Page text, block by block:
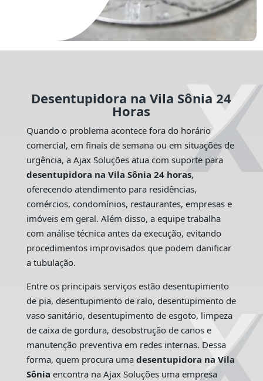
Desentupidora na Vila Sônia 24
Horas
Quando o problema acontece fora do horário
comercial, em finais de semana ou em situações de
urgência, a Ajax Soluções atua com suporte para
desentupidora na Vila Sônia 24 horas,
oferecendo atendimento para residências,
comércios, condomínios, restaurantes, empresas e
imóveis em geral. Além disso, a equipe trabalha
com análise técnica antes da execução, evitando
procedimentos improvisados que podem danificar
a tubulação.
Entre os principais serviços estão desentupimento
de pia, desentupimento de ralo, desentupimento de
vaso sanitário, desentupimento de esgoto, limpeza
de caixa de gordura, desobstrução de canos e
manutenção preventiva em redes internas. Dessa
forma, quem procura uma desentupidora na Vila
Sônia encontra na Ajax Soluções uma empresa